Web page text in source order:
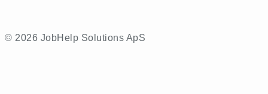
© 2026 JobHelp Solutions ApS